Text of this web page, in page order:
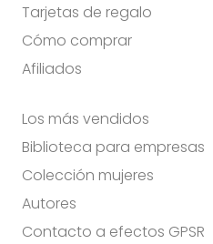
Tarjetas de regalo
Cómo comprar
Afiliados
Los más vendidos
Biblioteca para empresas
Colección mujeres
Autores
Contacto a efectos GPSR